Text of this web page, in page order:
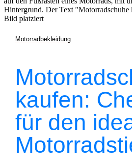
Motorradbekleidung
kaufen:
für den